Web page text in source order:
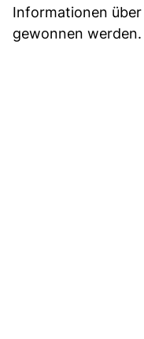
Informationen
gewonnen werden.